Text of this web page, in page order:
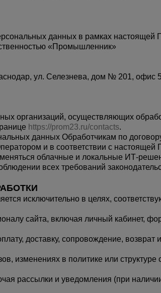
данных в рамках настоящей
«Промышленник»
ул. Селезнева, дом № 201, офис 5
организаций, осуществляющих
https://prom23.ru/contacts.
данных Обработчикам по
и в соответствии с настоящей
облачные и локальные ИТ-
всех требований
исключительно в целях,
сайта, включая личный кабинет,
доставку, сопровождение, возврат
изменениях в политике или структуре
рассылки и уведомления (при